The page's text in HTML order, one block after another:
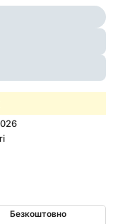
Безкоштовно